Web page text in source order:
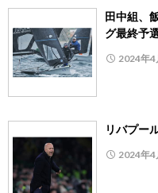
田中組、
グ最終予
2024年4
リバプー
2024年4